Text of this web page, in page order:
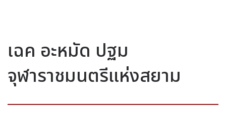
เฉค อะหมัด ปฐม
จุฬาราชมนตรีแห่งสยาม